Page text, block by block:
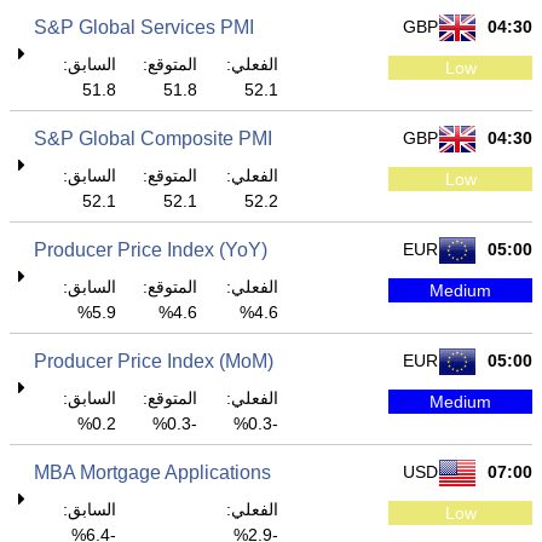
04:30
GBP
S&P Global Services PMI
Low
الفعلي:
52.1
المتوقع:
51.8
السابق:
51.8
04:30
GBP
S&P Global Composite PMI
Low
الفعلي:
52.2
المتوقع:
52.1
السابق:
52.1
05:00
EUR
Producer Price Index (YoY)
Medium
الفعلي:
4.6%
المتوقع:
4.6%
السابق:
5.9%
05:00
EUR
Producer Price Index (MoM)
Medium
الفعلي:
-0.3%
المتوقع:
-0.3%
السابق:
0.2%
07:00
USD
MBA Mortgage Applications
Low
الفعلي:
-2.9%
السابق:
-6.4%